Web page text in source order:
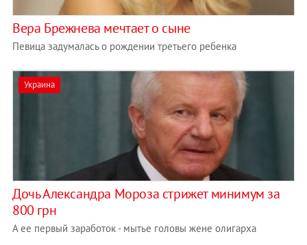
Вера Брежнева мечтает о сыне
Певица задумалась о рождении третьего ребенка
Украина
Дочь Александра Мороза стрижет минимум за
800 грн
А ее первый заработок - мытье головы жене олигарха